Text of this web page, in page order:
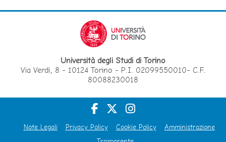
Università degli Studi di Torino
Via Verdi, 8 - 10124 Torino - P.I. 02099550010- C.F.
80088230018
Note Legali Privacy Policy Cookie Policy
Amministrazione